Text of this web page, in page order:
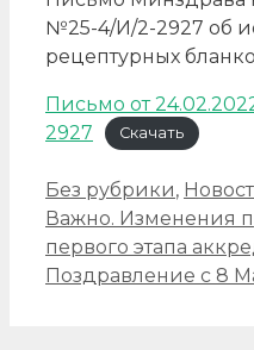
№25-4/И/2-2927 об
рецептурных
Письмо от
2927
Скачать
Рубрики
Без рубрики,
Навигация
записи
Важно. Изменения
первого этапа
Поздравление с 8